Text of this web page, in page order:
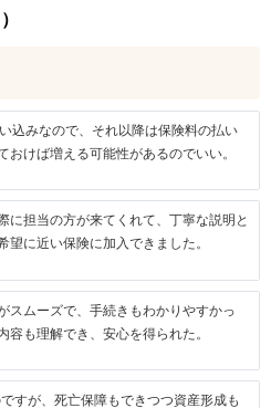
込みなので、それ以降は保険料の払い
おけば増える可能性があるのでいい。
に担当の方が来てくれて、丁寧な説明と
望に近い保険に加入できました。
スムーズで、手続きもわかりやすかっ
容も理解でき、安心を得られた。
すが、死亡保障もできつつ資産形成も